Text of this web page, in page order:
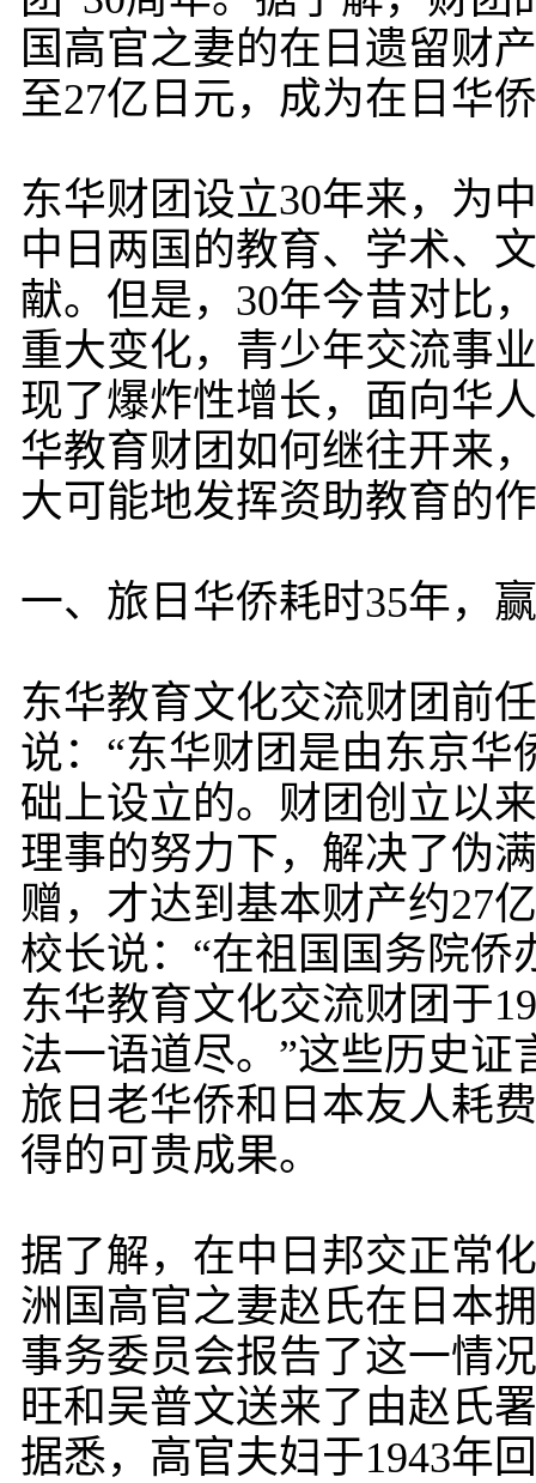
国高官之妻的在日遗留财
至27亿日元，成为在日华
东华财团设立30年来，为
中日两国的教育、学术、
献。但是，30年今昔对比
重大变化，青少年交流事
现了爆炸性增长，面向华
华教育财团如何继往开来
大可能地发挥资助教育的
一、旅日华侨耗时35年，
东华教育文化交流财团前
说：“东华财团是由东京
础上设立的。财团创立以
理事的努力下，解决了伪
赠，才达到基本财产约27
校长说：“在祖国国务院
东华教育文化交流财团于
法一语道尽。”这些历史
旅日老华侨和日本友人耗
得的可贵成果。
据了解，在中日邦交正常
洲国高官之妻赵氏在日本
事务委员会报告了这一情
旺和吴普文送来了由赵氏
据悉，高官夫妇于1943年